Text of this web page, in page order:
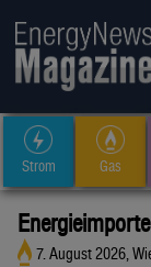
Strom Gas
7. August 2026,